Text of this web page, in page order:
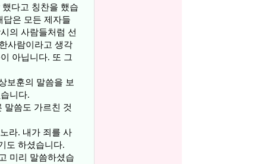
다고 칭찬을 했습
답은 모든 제자들
의 사람들처럼 선
사람이라고 생각
아닙니다. 또 그
보훈의 말씀을 보
니다.
말씀도 가르친 것
라. 내가 죄를 사
도 하셨습니다.
미리 말씀하셨습